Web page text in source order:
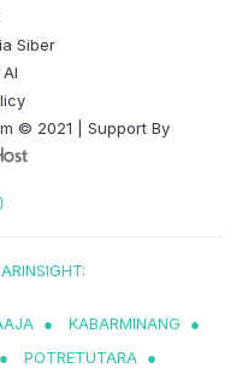
Siber
© 2021 | Support By
● KABARMINANG
●
● POTRETUTARA ●